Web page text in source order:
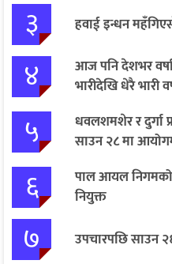
३ हवाई इन्धन
४
आज पनि देशभर
भारीदेखि धेरै भारी
५
धवलशमशेर र दुर्गा
साउन २८ मा
६
पाल आयल निगमको
नियुक्त
७ उपचारपछि साउन